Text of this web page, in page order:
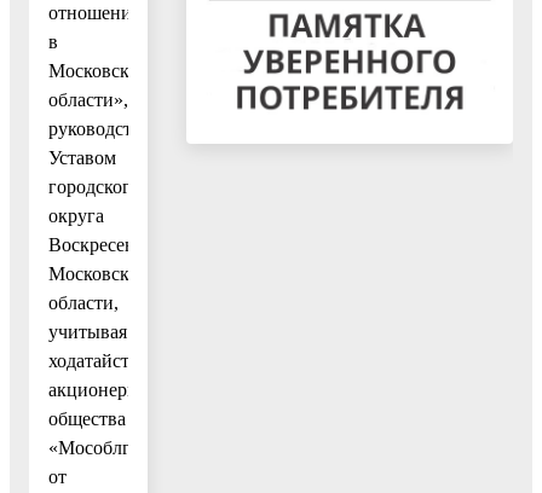
отношений
в
Московской
области»,
руководствуясь
Уставом
городского
округа
Воскресенск
Московской
области,
учитывая
ходатайство
акционерного
общества
«Мособлгаз»
от